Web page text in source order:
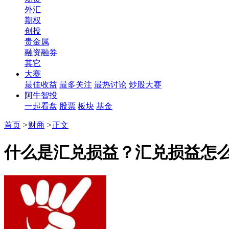
外汇
期权
创投
贵金属
融资融券
其它
大赛
最佳收益 最多关注 最热讨论 炒股大赛
阿牛智投
一起看盘 股票 板块 基金
首页 >财商 >正文
什么是汇兑损益？汇兑损益怎